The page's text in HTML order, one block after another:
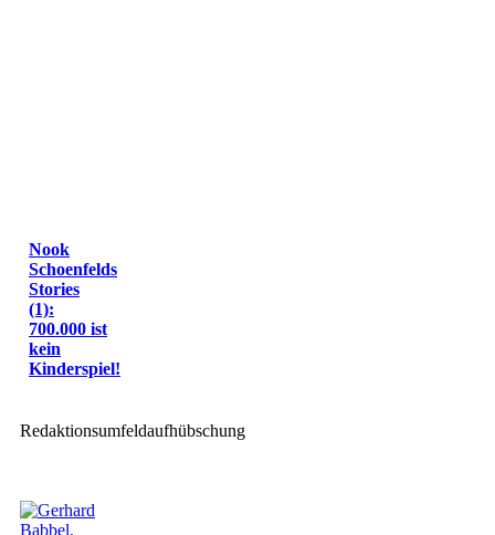
Nook
Schoenfelds
Stories
(1):
700.000 ist
kein
Kinderspiel!
Redaktionsumfeldaufhübschung